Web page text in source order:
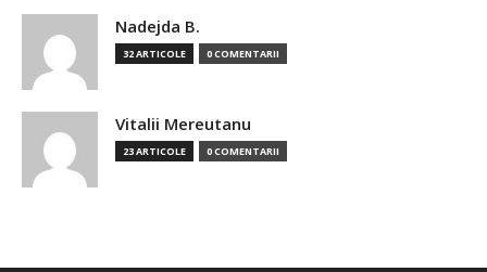
Nadejda B.
32 ARTICOLE 0 COMENTARII
Vitalii Mereutanu
23 ARTICOLE 0 COMENTARII